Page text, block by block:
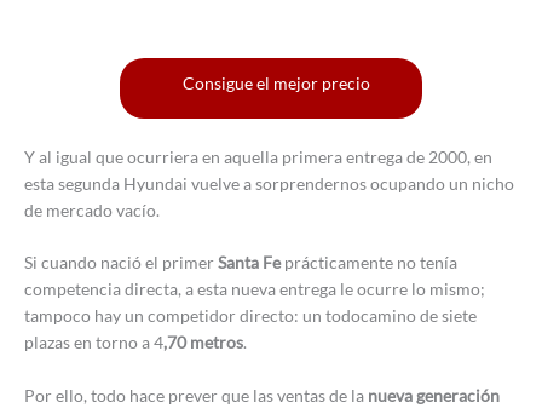
Consigue el mejor precio
Y al igual que ocurriera en aquella primera entrega de 2000, en
esta segunda Hyundai vuelve a sorprendernos ocupando un nicho
de mercado vacío.
Si cuando nació el primerSanta Feprácticamente no tenía
competencia directa, a esta nueva entrega le ocurre lo mismo;
tampoco hay un competidor directo: un todocamino de siete
plazas en torno a 4,70 metros.
Por ello, todo hace prever que las ventas de la nueva generación